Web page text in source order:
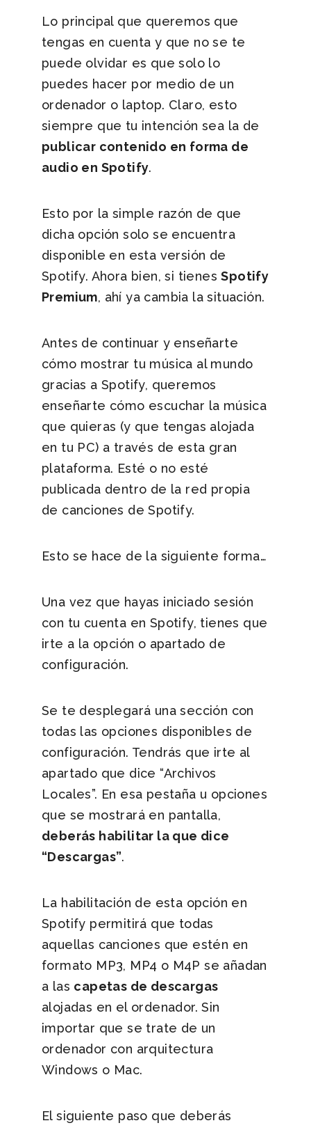
Lo principal que queremos que
tengas en cuenta y que no se te
puede olvidar es que solo lo
puedes hacer por medio de un
ordenador o laptop. Claro, esto
siempre que tu intención sea la de
publicar contenido en forma de
audio en Spotify.
Esto por la simple razón de que
dicha opción solo se encuentra
disponible en esta versión de
Spotify. Ahora bien, si tienesSpotify
Premium, ahí ya cambia la situación.
Antes de continuar y enseñarte
cómo mostrar tu música al mundo
gracias a Spotify, queremos
enseñarte cómo escuchar la música
que quieras (y que tengas alojada
en tu PC) a través de esta gran
plataforma. Esté o no esté
publicada dentro de la red propia
de canciones de Spotify.
Esto se hace de la siguiente forma…
Una vez que hayas iniciado sesión
con tu cuenta en Spotify, tienes que
irte a la opción o apartado de
configuración.
Se te desplegará una sección con
todas las opciones disponibles de
configuración. Tendrás que irte al
apartado que dice “Archivos
Locales”. En esa pestaña u opciones
que se mostrará en pantalla,
deberás habilitar la que dice
“Descargas”.
La habilitación de esta opción en
Spotify permitirá que todas
aquellas canciones que estén en
formato MP3, MP4 o M4P se añadan
a las capetas de descargas
alojadas en el ordenador. Sin
importar que se trate de un
ordenador con arquitectura
Windows o Mac.
El siguiente paso que deberás